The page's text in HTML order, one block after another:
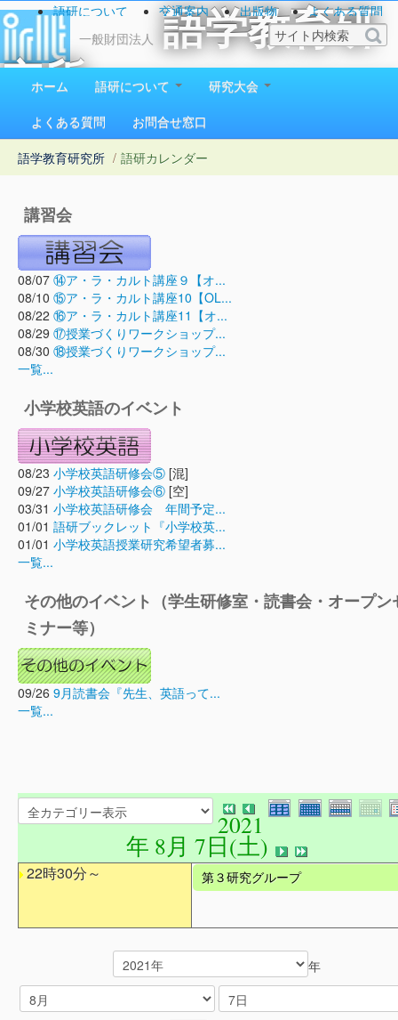
一般財団法人
語学教育研
究所
1923（大正12）年創立
語研について 交通案内 出版物
よくある質問
お問い合わせ
ホーム 語研について
研究大会
よくある質問
お問合せ窓口
語学教育研究所 / 語研カレンダー
講習会
08/07 ⑭ア・ラ・カルト講座９【オ...
08/10 ⑮ア・ラ・カルト講座10【OL...
08/22 ⑯ア・ラ・カルト講座11【オ...
08/29 ⑰授業づくりワークショップ...
08/30 ⑱授業づくりワークショップ...
一覧...
小学校英語のイベント
08/23 小学校英語研修会⑤ [混]
09/27 小学校英語研修会⑥ [空]
03/31 小学校英語研修会 年間予定...
01/01 語研ブックレット『小学校英...
01/01 小学校英語授業研究希望者募...
一覧...
その他のイベント（学生研修室・読書会・オープン
ミナー等）
09/26 9月読書会『先生、英語って...
一覧...
2021
年 8月 7日(土)
22時30分～ 第３研究グループ
年